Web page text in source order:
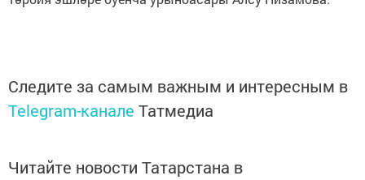
Следите за самым важным и интересным в
Telegram-канале Татмедиа
Читайте новости Татарстана в